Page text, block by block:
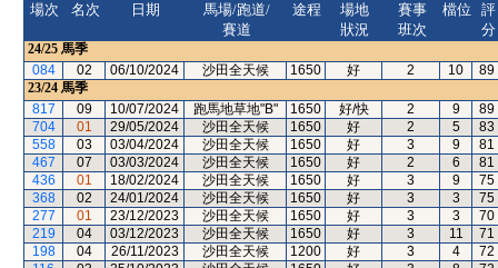
場次
名次 日期
馬場/跑道/
賽道
途程
場地
狀況
賽事
班次
檔位
評
分
24/25 馬季
084
02 06/10/2024 沙田全天候 1650 好 2 10
89
23/24 馬季
817
09 10/07/2024 跑馬地草地"B" 1650 好/快 2 9
89
704
01 29/05/2024 沙田全天候 1650 好 2 5
83
558
03 03/04/2024 沙田全天候 1650 好 3 9
81
467
07 03/03/2024 沙田全天候 1650 好 2 6
81
436
01 18/02/2024 沙田全天候 1650 好 3 9
75
368
02 24/01/2024 沙田全天候 1650 好 3 3
75
277
01 23/12/2023 沙田全天候 1650 好 3 3
70
219
04 03/12/2023 沙田全天候 1650 好 3 11
71
198
04 26/11/2023 沙田全天候 1200 好 3 4
72